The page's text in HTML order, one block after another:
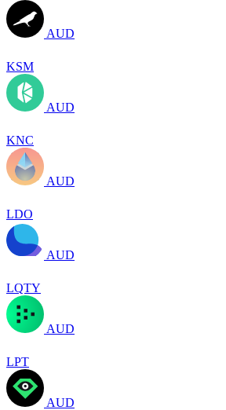
AUD
KSM
AUD
KNC
AUD
LDO
AUD
LQTY
AUD
LPT
AUD